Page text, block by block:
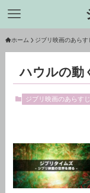
ホーム ジブリ映画のあらす
ハウルの動
ジブリ映画のあらすじ